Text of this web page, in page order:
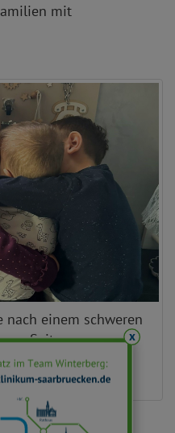
mit
einem schweren
an Seite
Trio mit großem
x